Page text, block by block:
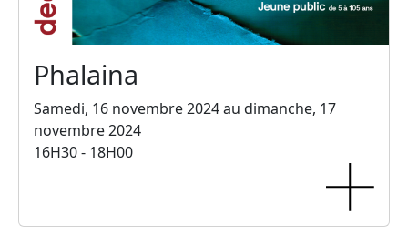
Phalaina
Samedi, 16 novembre 2024 au dimanche, 17
novembre 2024
16H30 - 18H00